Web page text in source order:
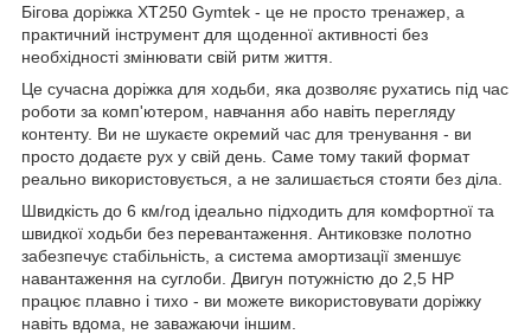
Бігова доріжка XT250 Gymtek - це не просто тренажер, а
практичний інструмент для щоденної активності без
необхідності змінювати свій ритм життя.
Це сучасна доріжка для ходьби, яка дозволяє рухатись під час
роботи за комп'ютером, навчання або навіть перегляду
контенту. Ви не шукаєте окремий час для тренування - ви
просто додаєте рух у свій день. Саме тому такий формат
реально використовується, а не залишається стояти без діла.
Швидкість до 6 км/год ідеально підходить для комфортної та
швидкої ходьби без перевантаження. Антиковзке полотно
забезпечує стабільність, а система амортизації зменшує
навантаження на суглоби. Двигун потужністю до 2,5 HP
працює плавно і тихо - ви можете використовувати доріжку
навіть вдома, не заважаючи іншим.